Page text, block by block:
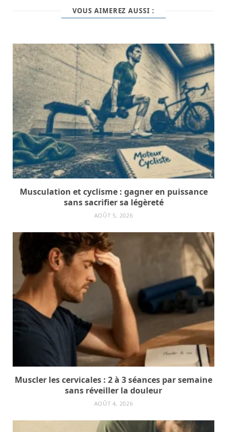
VOUS AIMEREZ AUSSI :
Musculation et cyclisme : gagner en puissance
sans sacrifier sa légèreté
AOÛT 5, 2026
Muscler les cervicales : 2 à 3 séances par semaine
sans réveiller la douleur
AOÛT 4, 2026